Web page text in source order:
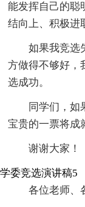
能发挥自己的聪
结向上、积极进
如果我竞选
方做得不够好，
选成功。
同学们，如
宝贵的一票将成
谢谢大家！
学委竞选演讲稿5
各位老师、